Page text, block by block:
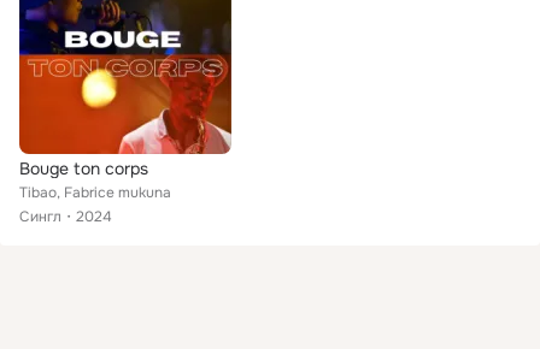
Bouge ton corps
Tibao, Fabrice mukuna
Сингл
2024